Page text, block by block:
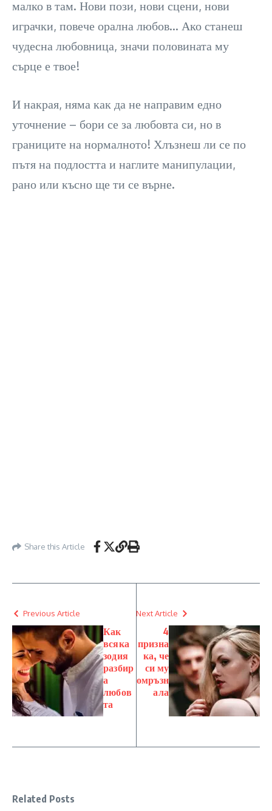
малко в там. Нови пози, нови сцени, нови
играчки, повече орална любов… Ако станеш
чудесна любовница, значи половината му
сърце е твое!
И накрая, няма как да не направим едно
уточнение – бори се за любовта си, но в
границите на нормалното! Хлъзнеш ли се по
пътя на подлостта и наглите манипулации,
рано или късно ще ти се върне.
Share this Article
Previous Article
Как
всяка
зодия
разбир
а
любов
та
Next Article
4
призна
ка, че
си му
омръзн
ала
Related Posts